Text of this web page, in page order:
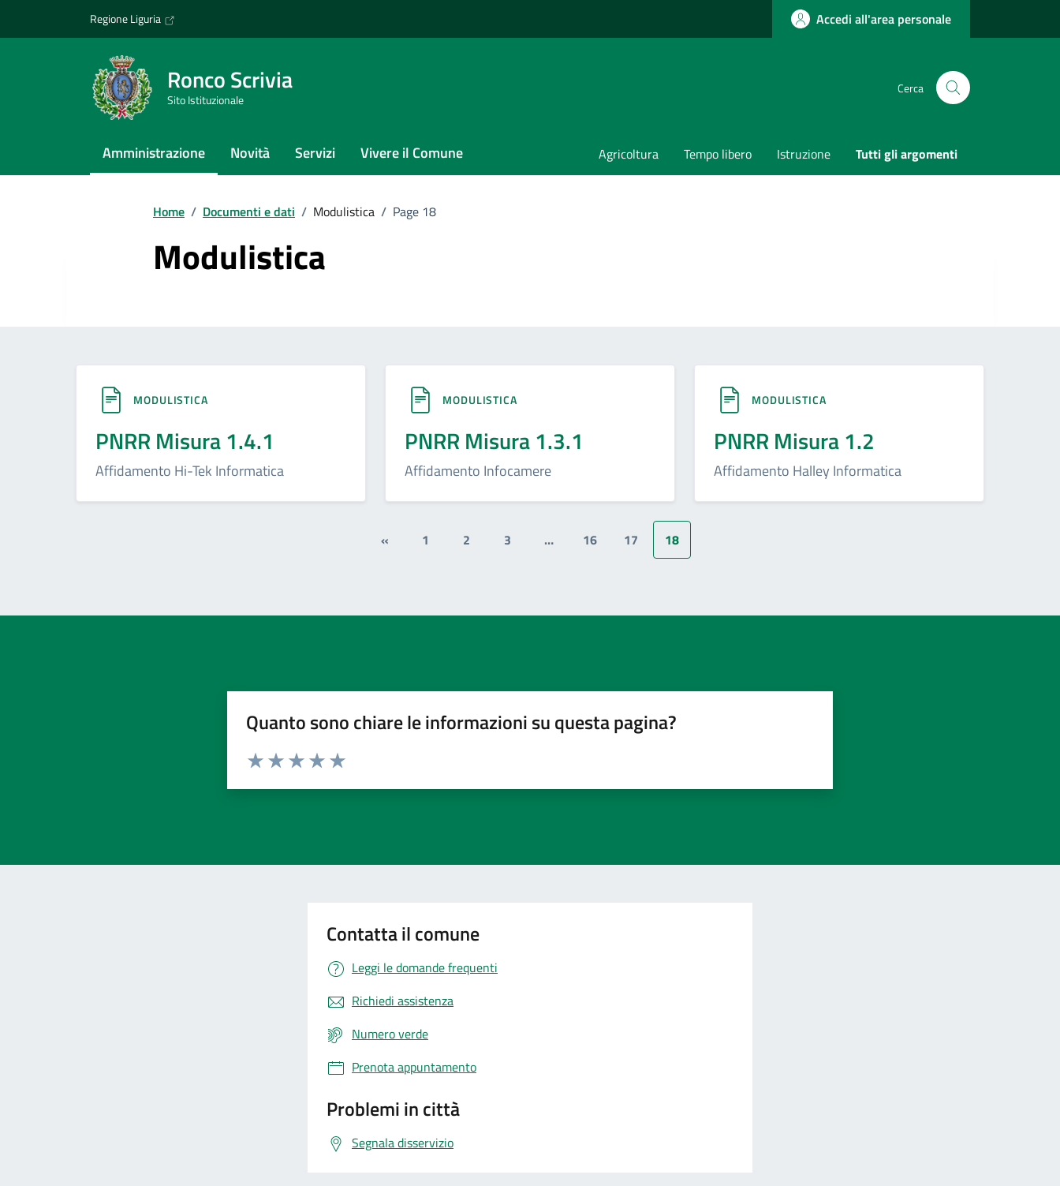
Regione Liguria Accedi all'area personale
Ronco Scrivia
Sito Istituzionale
Cerca
Amministrazione Novità Servizi Vivere il Comune Agricoltura Tempo libero Istruzione Tutti gli argomenti
Home / Documenti e dati / Modulistica / Page 18
Modulistica
MODULISTICA
PNRR Misura 1.4.1
Affidamento Hi-Tek Informatica
MODULISTICA
PNRR Misura 1.3.1
Affidamento Infocamere
MODULISTICA
PNRR Misura 1.2
Affidamento Halley Informatica
« 1 2 3 … 16 17 18
Quanto sono chiare le informazioni su questa pagina?
Valuta da 1 a 5 stelle la pagina
Contatta il comune
Leggi le domande frequenti
Richiedi assistenza
Numero verde
Prenota appuntamento
Problemi in città
Segnala disservizio